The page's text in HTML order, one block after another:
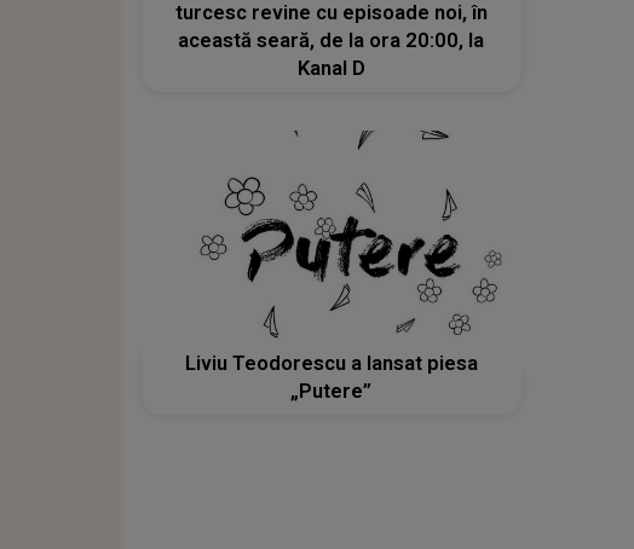
turcesc revine cu episoade noi, în
această seară, de la ora 20:00, la
Kanal D
Liviu Teodorescu a lansat piesa
„Putere”